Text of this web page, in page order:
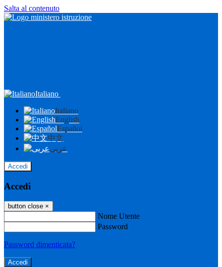
Salta al contenuto
Italiano
Italiano
English
Español
中文
عربى
Accedi
Accedi
button close ×
Nome Utente
Password
Password dimenticata?